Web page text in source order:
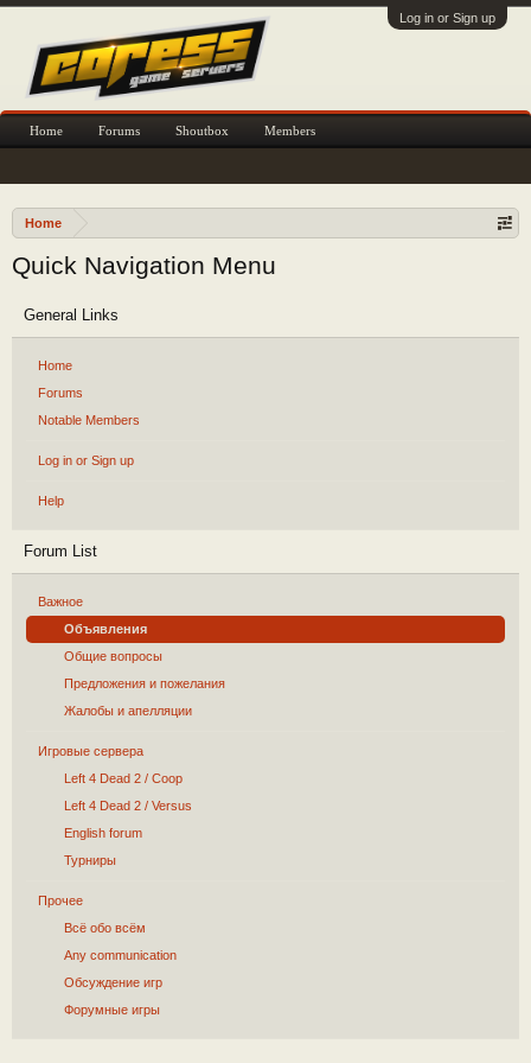
Log in or Sign up
Home
Quick Navigation Menu
General Links
Home
Forums
Notable Members
Log in or Sign up
Help
Forum List
Важное
Объявления
Общие вопросы
Предложения и пожелания
Жалобы и апелляции
Игровые сервера
Left 4 Dead 2 / Coop
Left 4 Dead 2 / Versus
English forum
Турниры
Прочее
Всё обо всём
Any communication
Обсуждение игр
Форумные игры
Home Forums Shoutbox Members